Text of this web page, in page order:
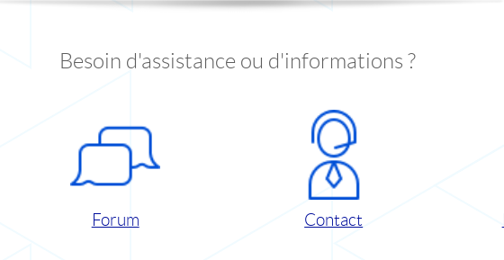
Besoin d'assistance ou d'informations ?
Forum Contact